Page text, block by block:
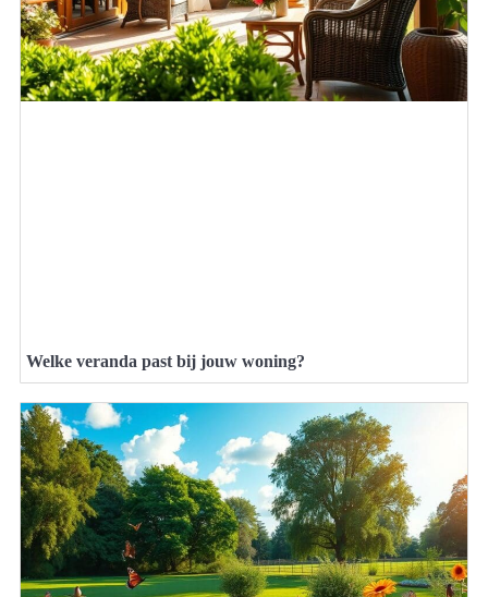
Welke veranda past bij jouw woning?